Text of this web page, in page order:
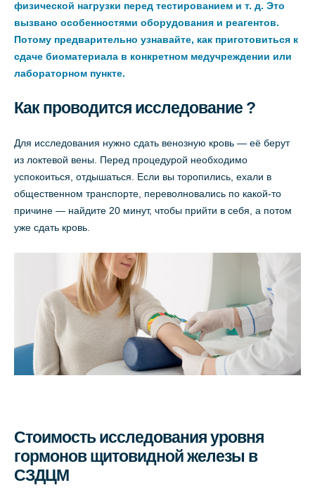
физической нагрузки перед тестированием и т. д. Это
вызвано особенностями оборудования и реагентов.
Потому предварительно узнавайте, как приготовиться к
сдаче биоматериала в конкретном медучреждении или
лабораторном пункте.
Как проводится исследование ?
Для исследования нужно сдать венозную кровь — её берут
из локтевой вены. Перед процедурой необходимо
успокоиться, отдышаться. Если вы торопились, ехали в
общественном транспорте, переволновались по какой-то
причине — найдите 20 минут, чтобы прийти в себя, а потом
уже сдать кровь.
Стоимость исследования уровня
гормонов щитовидной железы в
СЗДЦМ